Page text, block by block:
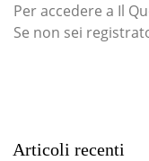
Per accedere a Il
Se non sei
Articoli recenti